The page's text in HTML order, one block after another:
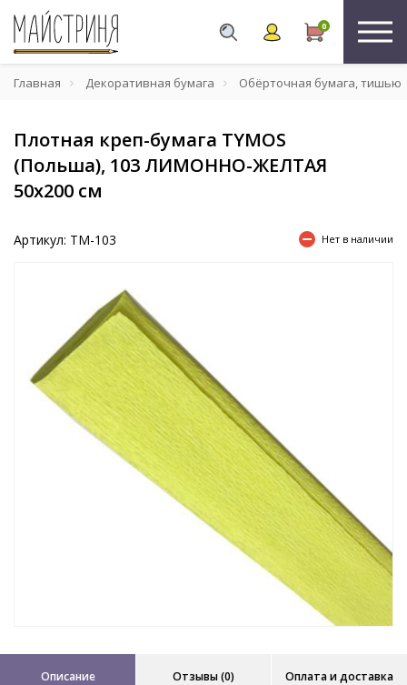
0
Главная Декоративная бумага Обёрточная бумага, тишью
Плотная креп-бумага TYMOS
(Польша), 103 ЛИМОННО-ЖЕЛТАЯ
50х200 см
Артикул: TM-103 Нет в наличии
Описание Отзывы (0) Оплата и доставка